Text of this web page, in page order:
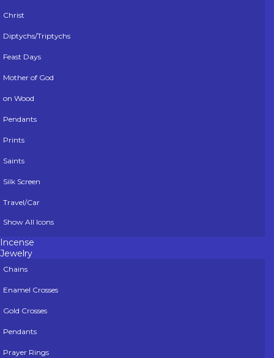
Christ
Diptychs/Triptychs
Feast Days
Mother of God
on Wood
Pendants
Prints
Saints
Silk Screen
Travel/Car
Show All Icons
Incense
Jewelry
Chains
Enamel Crosses
Gold Crosses
Pendants
Prayer Rings